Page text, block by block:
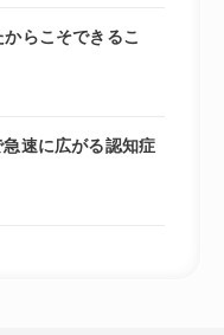
らこそできるこ
速に広がる認知症